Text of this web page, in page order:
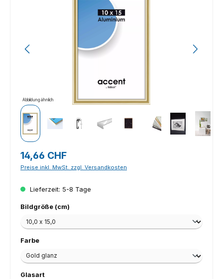
Abbildung ähnlich
Regulärer Preis:
14,66 CHF
Preise inkl. MwSt. zzgl. Versandkosten
Lieferzeit: 5-8 Tage
Bildgröße (cm)
Farbeauswählen
Glasartauswählen